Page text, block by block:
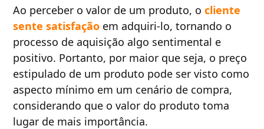
Ao perceber o valor de um produto, ocliente
sente satisfação em adquiri-lo, tornando o
processo de aquisição algo sentimental e
positivo. Portanto, por maior que seja, o preço
estipulado de um produto pode ser visto como
aspecto mínimo em um cenário de compra,
considerando que o valor do produto toma
lugar de mais importância.